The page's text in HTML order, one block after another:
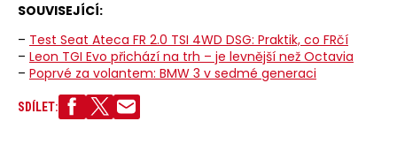
SOUVISEJÍCÍ:
– Test Seat Ateca FR 2.0 TSI 4WD DSG: Praktik, co FRčí
– Leon TGI Evo přichází na trh – je levnější než Octavia
– Poprvé za volantem: BMW 3 v sedmé generaci
SDÍLET: